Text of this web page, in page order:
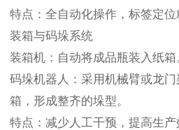
特点：全自动化操作，标签定位
装箱与码垛系统
装箱机：自动将成品瓶装入纸箱
码垛机器人：采用机械臂或龙
箱，形成整齐的垛型。
特点：减少人工干预，提高生产